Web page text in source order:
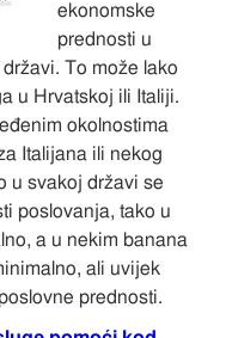
ekonomske
prednosti u
To može lako
u Hrvatskoj ili Italiji.
okolnostima
Italijana ili nekog
u svakoj državi se
poslovanja, tako u
a u nekim banana
ali uvijek
prednosti.